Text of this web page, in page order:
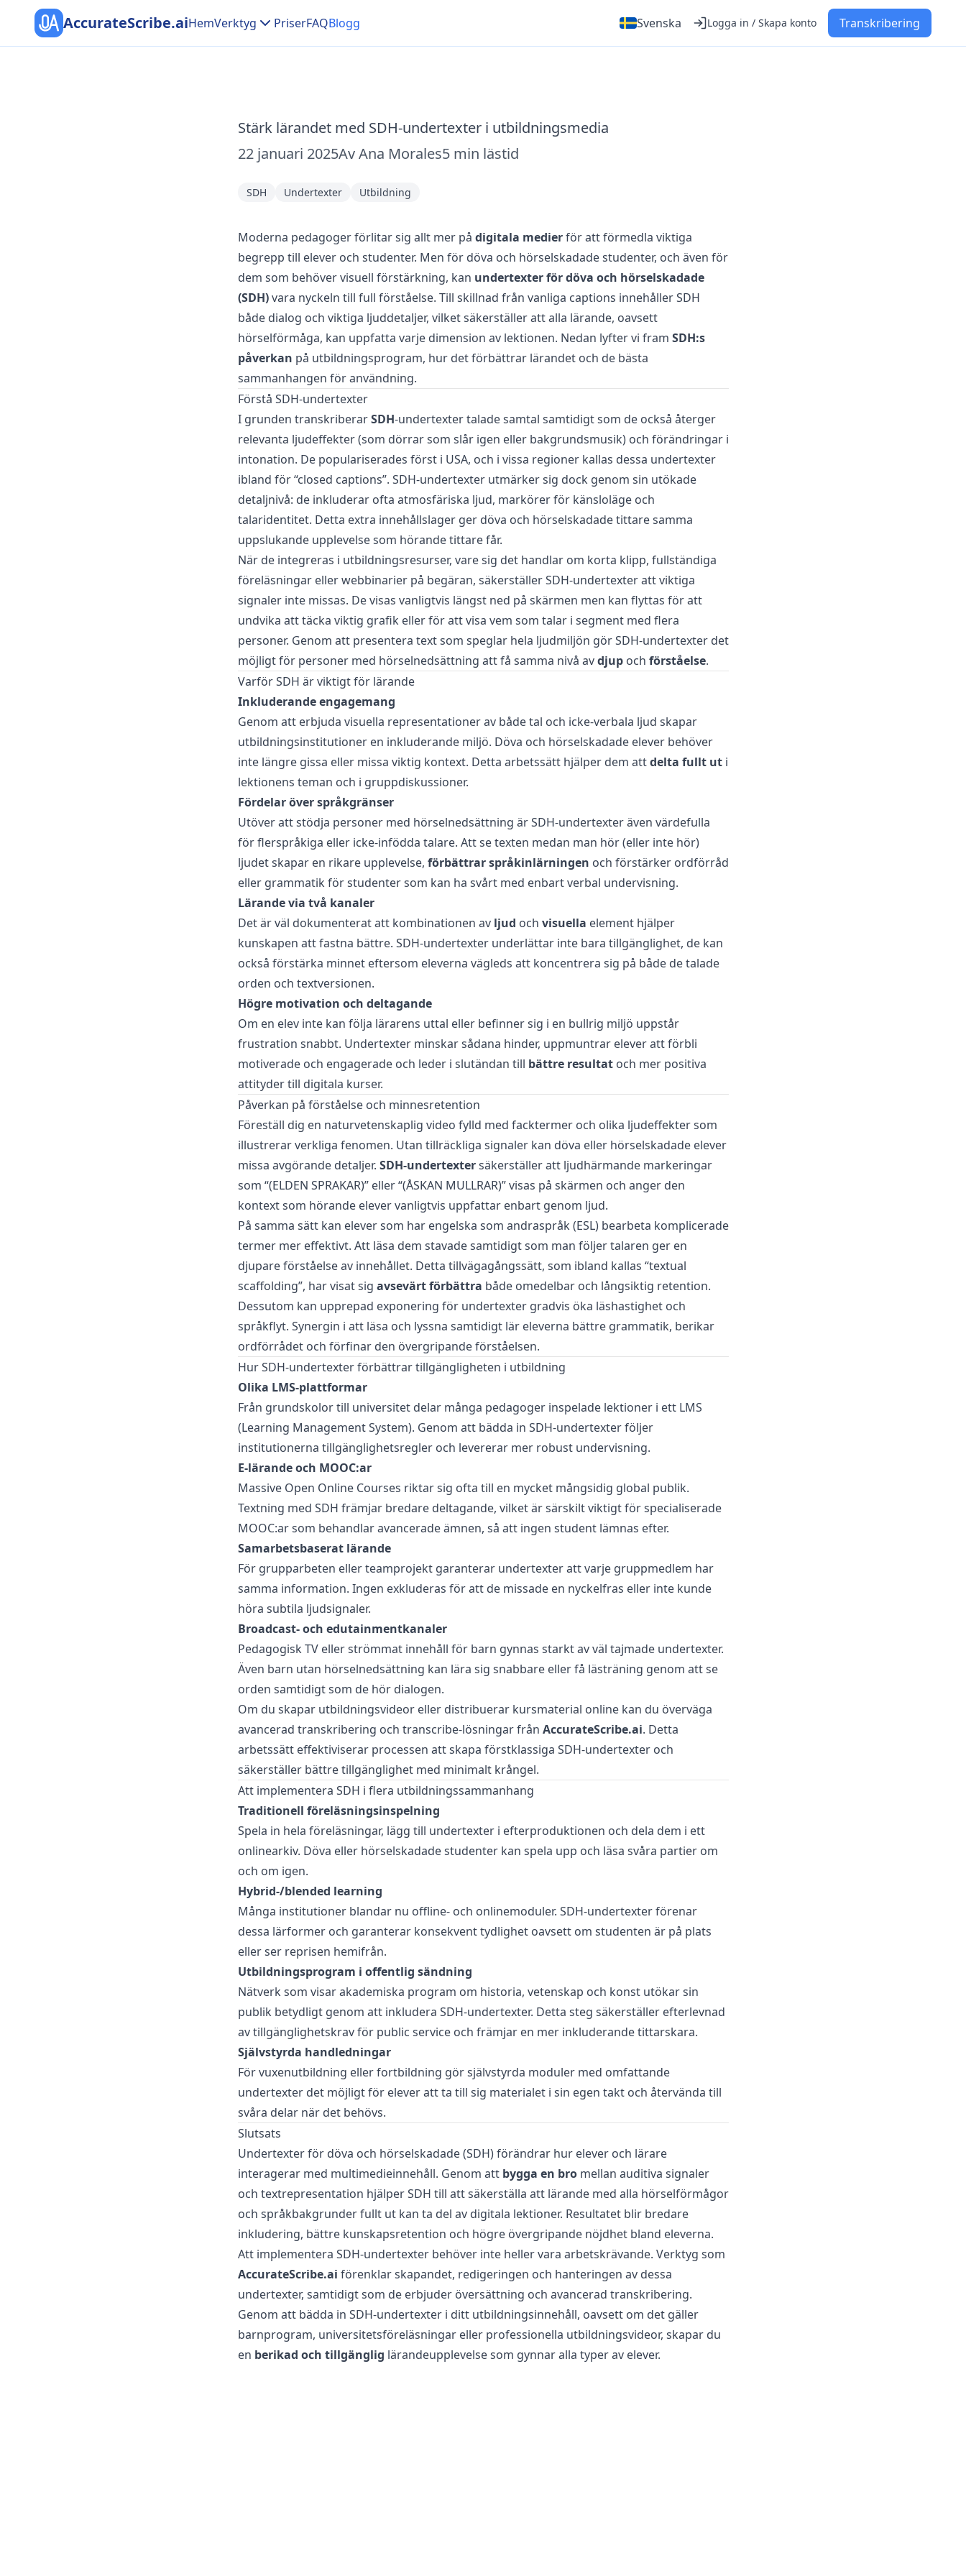
AccurateScribe.aiHemVerktyg PriserFAQBlogg Svenska Logga in / Skapa konto Transkribering
Stärk lärandet med SDH-undertexter i utbildningsmedia
22 januari 2025Av Ana Morales5 min lästid
SDH Undertexter Utbildning
Moderna pedagoger förlitar sig allt mer på digitala medierför att förmedla viktiga
begrepp till elever och studenter. Men för döva och hörselskadade studenter, och även för
dem som behöver visuell förstärkning, kan undertexter för döva och hörselskadade
(SDH)vara nyckeln till full förståelse. Till skillnad från vanliga captions innehåller SDH
både dialog och viktiga ljuddetaljer, vilket säkerställer att alla lärande, oavsett
hörselförmåga, kan uppfatta varje dimension av lektionen. Nedan lyfter vi fram SDH:s
påverkan på utbildningsprogram, hur det förbättrar lärandet och de bästa
sammanhangen för användning.
Förstå SDH-undertexter
I grunden transkriberarSDH-undertexter talade samtal samtidigt som de också återger
relevanta ljudeffekter (som dörrar som slår igen eller bakgrundsmusik) och förändringar i
intonation. De populariserades först i USA, och i vissa regioner kallas dessa undertexter
ibland för “closed captions”. SDH-undertexter utmärker sig dock genom sin utökade
detaljnivå: de inkluderar ofta atmosfäriska ljud, markörer för känsloläge och
talaridentitet. Detta extra innehållslager ger döva och hörselskadade tittare samma
uppslukande upplevelse som hörande tittare får.
När de integreras i utbildningsresurser, vare sig det handlar om korta klipp, fullständiga
föreläsningar eller webbinarier på begäran, säkerställer SDH-undertexter att viktiga
signaler inte missas. De visas vanligtvis längst ned på skärmen men kan flyttas för att
undvika att täcka viktig grafik eller för att visa vem som talar i segment med flera
personer. Genom att presentera text som speglar hela ljudmiljön gör SDH-undertexter det
möjligt för personer med hörselnedsättning att få samma nivå avdjupoch förståelse.
Varför SDH är viktigt för lärande
Inkluderande engagemang
Genom att erbjuda visuella representationer av både tal och icke-verbala ljud skapar
utbildningsinstitutioner en inkluderande miljö. Döva och hörselskadade elever behöver
inte längre gissa eller missa viktig kontext. Detta arbetssätt hjälper dem attdelta fullt uti
lektionens teman och i gruppdiskussioner.
Fördelar över språkgränser
Utöver att stödja personer med hörselnedsättning är SDH-undertexter även värdefulla
för flerspråkiga eller icke-infödda talare. Att se texten medan man hör (eller inte hör)
ljudet skapar en rikare upplevelse, förbättrar språkinlärningen och förstärker ordförråd
eller grammatik för studenter som kan ha svårt med enbart verbal undervisning.
Lärande via två kanaler
Det är väl dokumenterat att kombinationen av ljud och visuella element hjälper
kunskapen att fastna bättre. SDH-undertexter underlättar inte bara tillgänglighet, de kan
också förstärka minnet eftersom eleverna vägleds att koncentrera sig på både de talade
orden och textversionen.
Högre motivation och deltagande
Om en elev inte kan följa lärarens uttal eller befinner sig i en bullrig miljö uppstår
frustration snabbt. Undertexter minskar sådana hinder, uppmuntrar elever att förbli
motiverade och engagerade och leder i slutändan till bättre resultatoch mer positiva
attityder till digitala kurser.
Påverkan på förståelse och minnesretention
Föreställ dig en naturvetenskaplig video fylld med facktermer och olika ljudeffekter som
illustrerar verkliga fenomen. Utan tillräckliga signaler kan döva eller hörselskadade elever
missa avgörande detaljer. SDH-undertextersäkerställer att ljudhärmande markeringar
som “(ELDEN SPRAKAR)” eller “(ÅSKAN MULLRAR)” visas på skärmen och anger den
kontext som hörande elever vanligtvis uppfattar enbart genom ljud.
På samma sätt kan elever som har engelska som andraspråk (ESL) bearbeta komplicerade
termer mer effektivt. Att läsa dem stavade samtidigt som man följer talaren ger en
djupare förståelse av innehållet. Detta tillvägagångssätt, som ibland kallas “textual
scaffolding”, har visat sig avsevärt förbättra både omedelbar och långsiktig retention.
Dessutom kan upprepad exponering för undertexter gradvis öka läshastighet och
språkflyt. Synergin i att läsa och lyssna samtidigt lär eleverna bättre grammatik, berikar
ordförrådet och förfinar den övergripande förståelsen.
Hur SDH-undertexter förbättrar tillgängligheten i utbildning
Olika LMS-plattformar
Från grundskolor till universitet delar många pedagoger inspelade lektioner i ett LMS
(Learning Management System). Genom att bädda in SDH-undertexter följer
institutionerna tillgänglighetsregler och levererar mer robust undervisning.
E-lärande och MOOC:ar
Massive Open Online Courses riktar sig ofta till en mycket mångsidig global publik.
Textning med SDH främjar bredare deltagande, vilket är särskilt viktigt för specialiserade
MOOC:ar som behandlar avancerade ämnen, så att ingen student lämnas efter.
Samarbetsbaserat lärande
För grupparbeten eller teamprojekt garanterar undertexter att varje gruppmedlem har
samma information. Ingen exkluderas för att de missade en nyckelfras eller inte kunde
höra subtila ljudsignaler.
Broadcast- och edutainmentkanaler
Pedagogisk TV eller strömmat innehåll för barn gynnas starkt av väl tajmade undertexter.
Även barn utan hörselnedsättning kan lära sig snabbare eller få lästräning genom att se
orden samtidigt som de hör dialogen.
Om du skapar utbildningsvideor eller distribuerar kursmaterial online kan du överväga
avancerad transkribering och transcribe-lösningar från AccurateScribe.ai. Detta
arbetssätt effektiviserar processen att skapa förstklassiga SDH-undertexter och
säkerställer bättre tillgänglighet med minimalt krångel.
Att implementera SDH i flera utbildningssammanhang
Traditionell föreläsningsinspelning
Spela in hela föreläsningar, lägg till undertexter i efterproduktionen och dela dem i ett
onlinearkiv. Döva eller hörselskadade studenter kan spela upp och läsa svåra partier om
och om igen.
Hybrid-/blended learning
Många institutioner blandar nu offline- och onlinemoduler. SDH-undertexter förenar
dessa lärformer och garanterar konsekvent tydlighet oavsett om studenten är på plats
eller ser reprisen hemifrån.
Utbildningsprogram i offentlig sändning
Nätverk som visar akademiska program om historia, vetenskap och konst utökar sin
publik betydligt genom att inkludera SDH-undertexter. Detta steg säkerställer efterlevnad
av tillgänglighetskrav för public service och främjar en mer inkluderande tittarskara.
Självstyrda handledningar
För vuxenutbildning eller fortbildning gör självstyrda moduler med omfattande
undertexter det möjligt för elever att ta till sig materialet i sin egen takt och återvända till
svåra delar när det behövs.
Slutsats
Undertexter för döva och hörselskadade (SDH) förändrar hur elever och lärare
interagerar med multimedieinnehåll. Genom att bygga en bromellan auditiva signaler
och textrepresentation hjälper SDH till att säkerställa att lärande med alla hörselförmågor
och språkbakgrunder fullt ut kan ta del av digitala lektioner. Resultatet blir bredare
inkludering, bättre kunskapsretention och högre övergripande nöjdhet bland eleverna.
Att implementera SDH-undertexter behöver inte heller vara arbetskrävande. Verktyg som
AccurateScribe.ai förenklar skapandet, redigeringen och hanteringen av dessa
undertexter, samtidigt som de erbjuder översättning och avancerad transkribering.
Genom att bädda in SDH-undertexter i ditt utbildningsinnehåll, oavsett om det gäller
barnprogram, universitetsföreläsningar eller professionella utbildningsvideor, skapar du
en berikad och tillgänglig lärandeupplevelse som gynnar alla typer av elever.